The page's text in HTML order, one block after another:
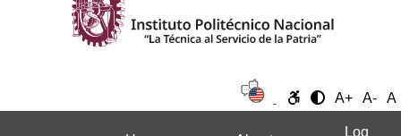
A+ A- A
Log